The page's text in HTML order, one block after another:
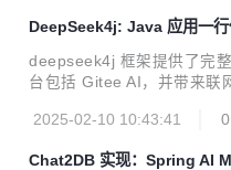
DeepSeek4j: Java 应用一
deepseek4j 框架提供了完
台包括 Gitee AI，并带来联
2025-02-10 10:43:41 0
Chat2DB 实现：Spring AI